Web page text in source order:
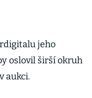
jeho
oslovil širší okruh
aukci.